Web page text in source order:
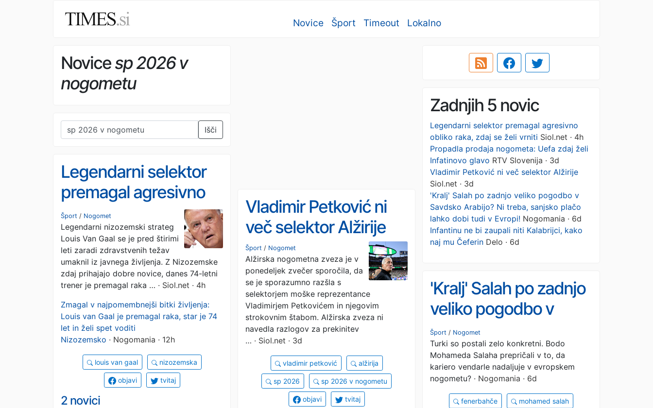
Novice Šport Timeout Lokalno
Novicesp 2026 v
nogometu
Išči
Zadnjih 5 novic
Legendarni selektor premagal agresivno
obliko raka, zdaj se želi vrniti Siol.net · 4h
Propadla prodaja nogometa: Uefa zdaj želi
Infatinovo glavo RTV Slovenija · 3d
Vladimir Petković ni več selektor Alžirije
Siol.net · 3d
'Kralj' Salah po zadnjo veliko pogodbo v
Savdsko Arabijo? Ni treba, sanjsko plačo
lahko dobi tudi v Evropi! Nogomania · 6d
Infantinu ne bi zaupali niti Kalabrijci, kako
naj mu Čeferin Delo · 6d
Legendarni selektor
premagal agresivno
obliko raka, zdaj se
želi vrniti
Šport / Nogomet
Legendarni nizozemski strateg
Louis Van Gaal se je pred štirimi
leti zaradi zdravstvenih težav
umaknil iz javnega življenja. Z Nizozemske
zdaj prihajajo dobre novice, danes 74-letni
trener je premagal raka … · Siol.net · 4h
Zmagal v najpomembnejši bitki življenja:
Louis van Gaal je premagal raka, star je 74
let in želi spet voditi
Nizozemsko · Nogomania · 12h
louis van gaal nizozemska
objavi tvitaj
2 novici
Vladimir Petković ni
več selektor Alžirije
Šport / Nogomet
Alžirska nogometna zveza je v
ponedeljek zvečer sporočila, da
se je sporazumno razšla s
selektorjem moške reprezentance
Vladimirjem Petkovićem in njegovim
strokovnim štabom. Alžirska zveza ni
navedla razlogov za prekinitev
… · Siol.net · 3d
vladimir petković alžirija
sp 2026 sp 2026 v nogometu
objavi tvitaj
'Kralj' Salah po zadnjo
veliko pogodbo v
Savdsko Arabijo? Ni
treba, sanjsko plačo
lahko dobi tudi v
Evropi!
Šport / Nogomet
Turki so postali zelo konkretni. Bodo
Mohameda Salaha prepričali v to, da
kariero vendarle nadaljuje v evropskem
nogometu? · Nogomania · 6d
fenerbahče mohamed salah